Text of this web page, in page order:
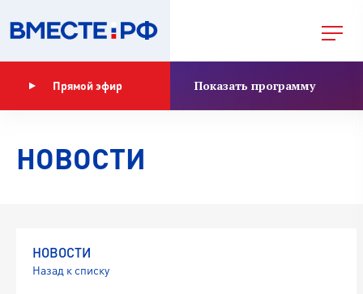
Прямой эфир Показать программу
НОВОСТИ
НОВОСТИ
Назад к списку